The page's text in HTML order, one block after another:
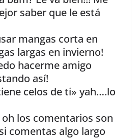
saber que le está
mangas corta en
largas en invierno!
hacerme amigo
así!
celos de ti» yah….lo
los comentarios son
comentas algo largo